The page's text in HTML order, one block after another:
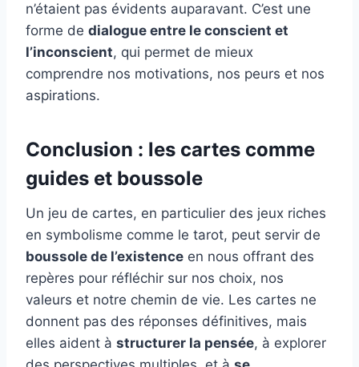
n’étaient pas évidents auparavant. C’est une
forme de dialogue entre le conscient et
l’inconscient, qui permet de mieux
comprendre nos motivations, nos peurs et nos
aspirations.
​Conclusion : les cartes comme
guides et boussole
Un jeu de cartes, en particulier des jeux riches
en symbolisme comme le tarot, peut servir de
boussole de l’existence en nous offrant des
repères pour réfléchir sur nos choix, nos
valeurs et notre chemin de vie. Les cartes ne
donnent pas des réponses définitives, mais
elles aident à structurer la pensée, à explorer